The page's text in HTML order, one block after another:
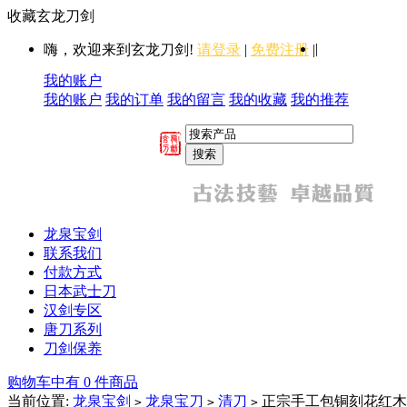
收藏玄龙刀剑
嗨，欢迎来到玄龙刀剑! 请登录 | 免费注册 ||
我的账户
我的账户 我的订单 我的留言 我的收藏 我的推荐
龙泉宝剑
联系我们
付款方式
日本武士刀
汉剑专区
唐刀系列
刀剑保养
购物车中有 0 件商品
当前位置: 龙泉宝剑 > 龙泉宝刀 > 清刀 > 正宗手工包铜刻花红